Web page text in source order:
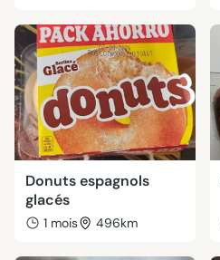
Donuts espagnols
glacés
1 mois 496km